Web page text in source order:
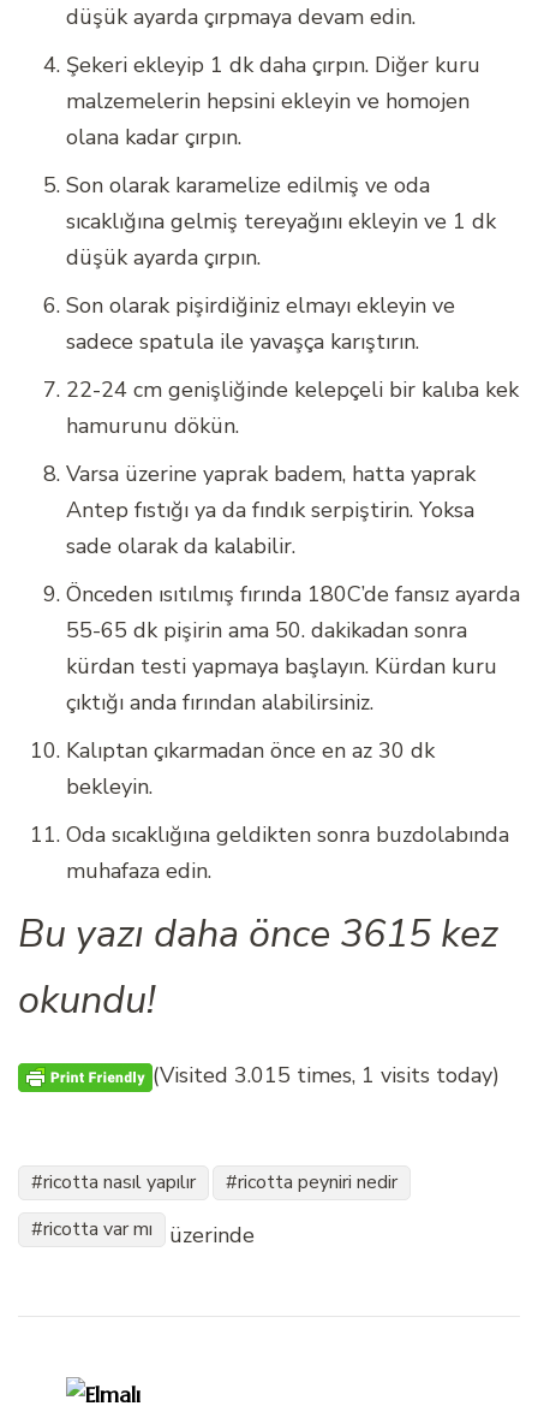
düşük ayarda çırpmaya devam edin.
Şekeri ekleyip 1 dk daha çırpın. Diğer kuru
malzemelerin hepsini ekleyin ve homojen
olana kadar çırpın.
Son olarak karamelize edilmiş ve oda
sıcaklığına gelmiş tereyağını ekleyin ve 1 dk
düşük ayarda çırpın.
Son olarak pişirdiğiniz elmayı ekleyin ve
sadece spatula ile yavaşça karıştırın.
22-24 cm genişliğinde kelepçeli bir kalıba kek
hamurunu dökün.
Varsa üzerine yaprak badem, hatta yaprak
Antep fıstığı ya da fındık serpiştirin. Yoksa
sade olarak da kalabilir.
Önceden ısıtılmış fırında 180C’de fansız ayarda
55-65 dk pişirin ama 50. dakikadan sonra
kürdan testi yapmaya başlayın. Kürdan kuru
çıktığı anda fırından alabilirsiniz.
Kalıptan çıkarmadan önce en az 30 dk
bekleyin.
Oda sıcaklığına geldikten sonra buzdolabında
muhafaza edin.
Bu yazı daha önce 3615 kez
okundu!
(Visited 3.015 times, 1 visits today)
ricotta nasıl yapılır
ricotta peyniri nedir
ricotta var mı
üzerinde
dolaşımı